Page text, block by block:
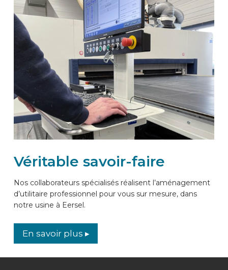
Véritable savoir-faire
Nos collaborateurs spécialisés réalisent l’aménagement
d’utilitaire professionnel pour vous sur mesure, dans
notre usine à Eersel.
En savoir plus ▸